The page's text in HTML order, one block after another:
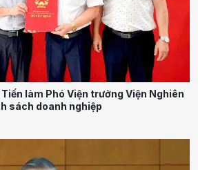
làm Phó Viện trưởng Viện Nghiên
sách doanh nghiệp